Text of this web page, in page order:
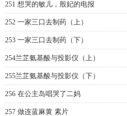
251 想哭的敏儿，殷妃的电报
252 一家三口去制药（上）
253 一家三口去制药（下）
254兰芷氨基酸与投影仪（上）
255兰芷氨基酸与投影仪（下）
256 在公主岛唱哭了二妈
257 做连蓝麻黄 素片